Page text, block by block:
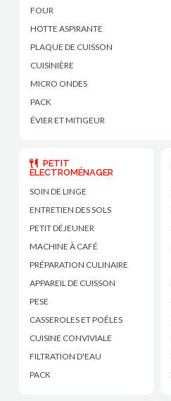
FOUR
HOTTE ASPIRANTE
PLAQUE DE CUISSON
CUISINIÈRE
MICRO ONDES
PACK
ÉVIER ET MITIGEUR
PETIT
ÉLECTROMÉNAGER
SOIN DE LINGE
ENTRETIEN DES SOLS
PETIT DÉJEUNER
MACHINE À CAFÉ
PRÉPARATION CULINAIRE
APPAREIL DE CUISSON
PESE
CASSEROLES ET POÊLES
CUISINE CONVIVIALE
FILTRATION D'EAU
PACK